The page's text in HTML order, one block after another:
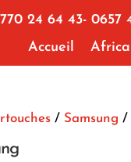
24 64 43- 0657
Accueil
/ Samsung /